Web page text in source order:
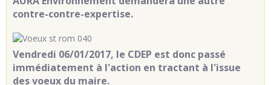
contre-contre-expertise.
Vendredi 06/01/2017, le CDEP est donc passé
immédiatement à l'action en tractant à l'issue
des voeux du maire.